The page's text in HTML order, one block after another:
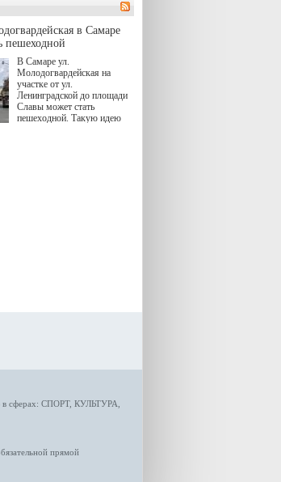
для современного и умного
человека.
в Самаре
пешеходной
В Самаре ул.
Молодогвардейская на
участке от ул.
Ленинградской до площади
Славы может стать
пешеходной. Такую идею
в сферах: СПОРТ, КУЛЬТУРА,
прямой